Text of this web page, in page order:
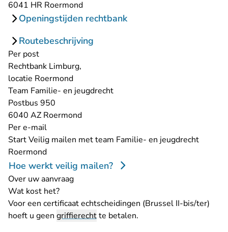
6041 HR Roermond
Openingstijden rechtbank
Routebeschrijving
Per post
Rechtbank Limburg,
locatie Roermond
Team Familie- en jeugdrecht
Postbus 950
6040 AZ Roermond
Per e-mail
StartVeilig mailen met team Familie- en jeugdrecht
Roermond- U verlaat Rechtspraak.nl
Hoe werkt veilig mailen?
Over uw aanvraag
Wat kost het?
Voor een certificaat echtscheidingen (Brussel II-bis/ter)
hoeft u geen griffierechtte betalen.